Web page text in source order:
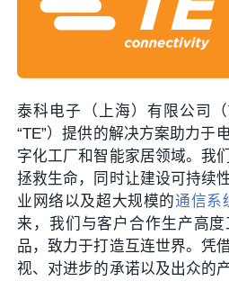
泰科电子（上海）有限公司
“TE”）提供的解决方案助力于
字化工厂和智能家居领域。我
拯救生命，同时让建设可持续
业网络以及超大规模的通信系
来，我们与客户合作生产高
品，致力于打造互连世界。凭
视、对进步的承诺以及出众的